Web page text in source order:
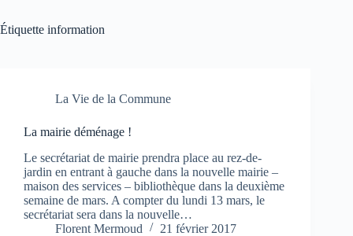
Étiquette information
La Vie de la Commune
La mairie déménage !
Le secrétariat de mairie prendra place au rez-de-
jardin en entrant à gauche dans la nouvelle mairie –
maison des services – bibliothèque dans la deuxième
semaine de mars. A compter du lundi 13 mars, le
secrétariat sera dans la nouvelle…
Florent Mermoud
21 février 2017